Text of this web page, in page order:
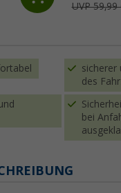
UVP 59,99
sicherer
des
bei